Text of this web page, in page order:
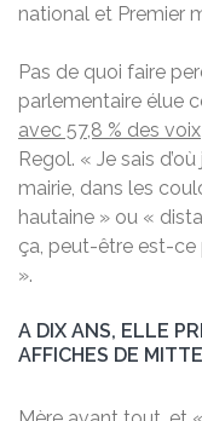
national et Premier
Pas de quoi faire
parlementaire élue
avec 57,8 % des voix
Regol. « Je sais
mairie, dans les
hautaine » ou «
ça, peut-être est-ce
».
A DIX ANS, ELLE
AFFICHES DE